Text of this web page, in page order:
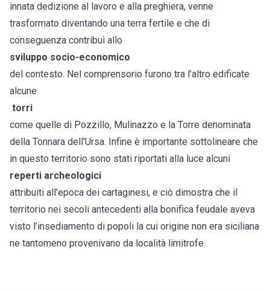
innata dedizione al lavoro e alla preghiera, venne
trasformato diventando una terra fertile e che di
conseguenza contribuì allo
sviluppo socio-economico
del contesto. Nel comprensorio furono tra l’altro edificate
alcune
torri
come quelle di Pozzillo, Mulinazzo e la Torre denominata
della Tonnara dell'Ursa. Infine è importante sottolineare che
in questo territorio sono stati riportati alla luce alcuni
reperti archeologici
attribuiti all’epoca dei cartaginesi, e ciò dimostra che il
territorio nei secoli antecedenti alla bonifica feudale aveva
visto l’insediamento di popoli la cui origine non era siciliana
ne tantomeno provenivano da località limitrofe.